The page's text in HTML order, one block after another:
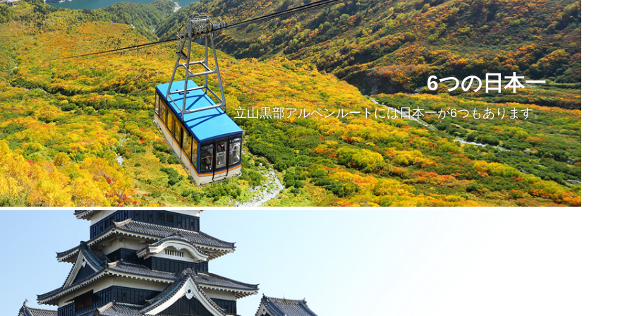
6つの日本一
立山黒部アルペンルートには日本一が6つもあります。